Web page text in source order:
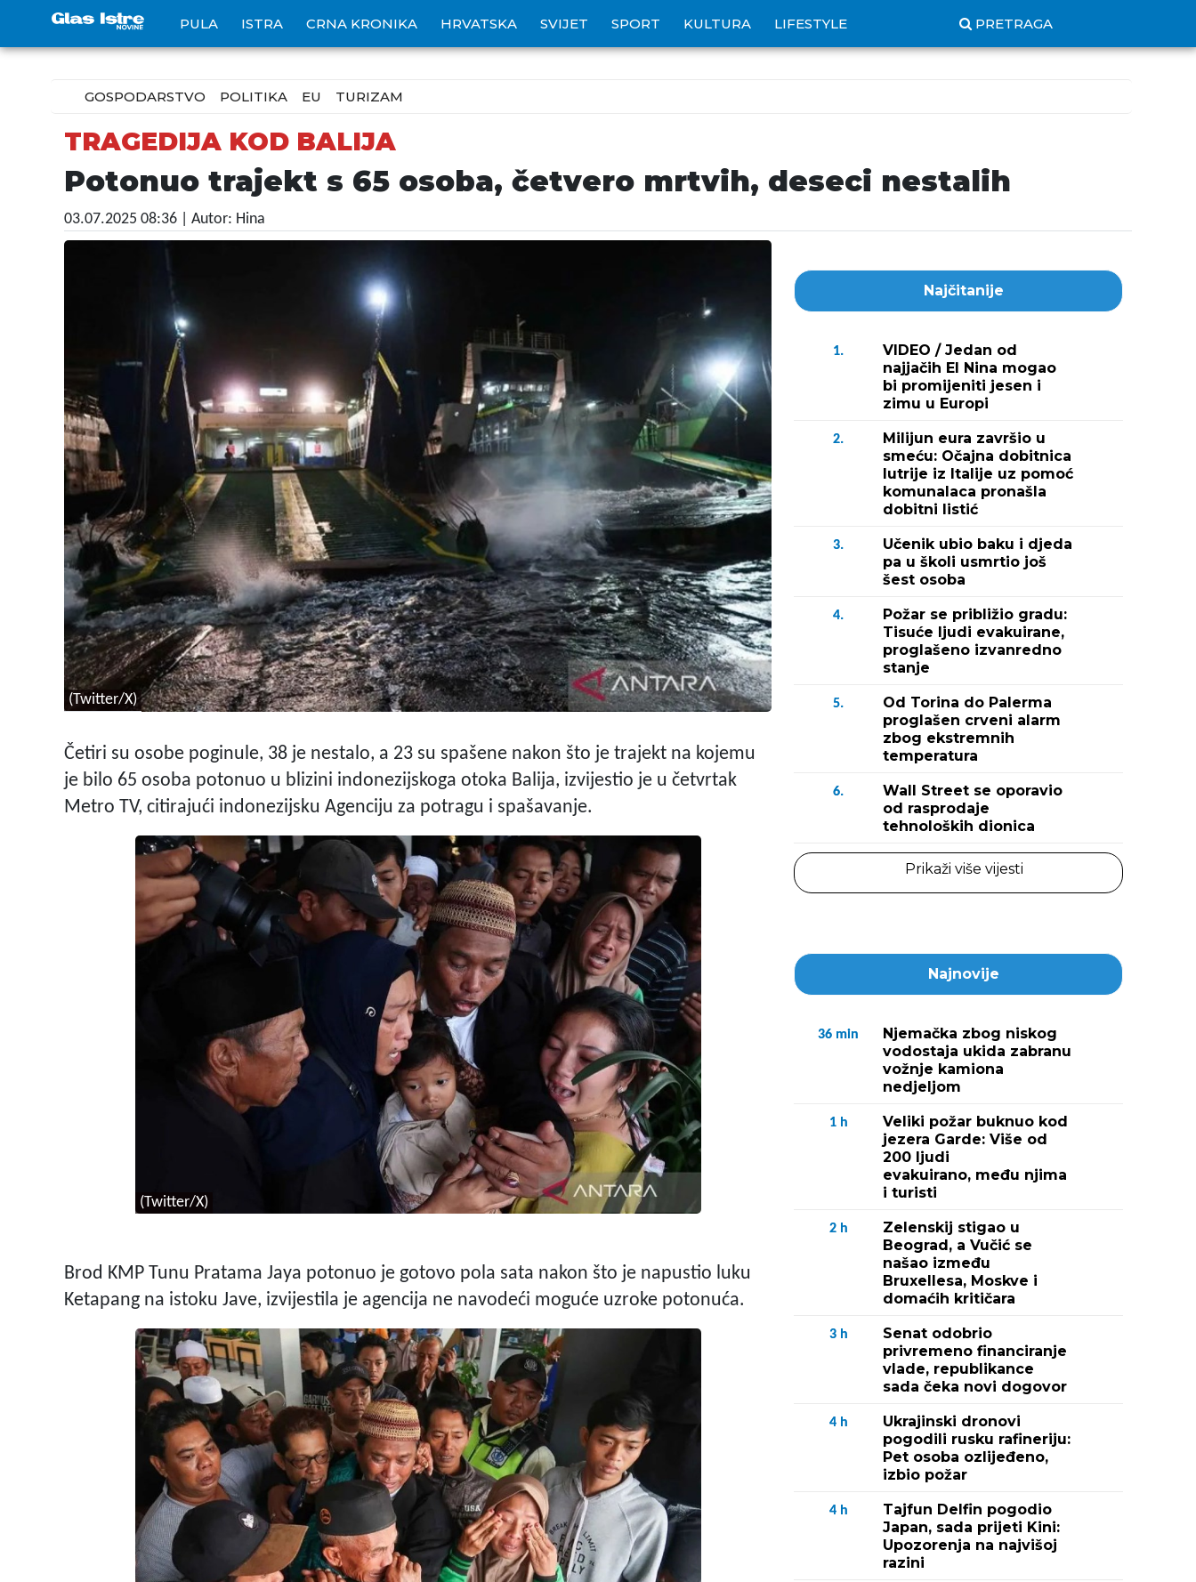
PULA ISTRA CRNA KRONIKA HRVATSKA SVIJET SPORT KULTURA LIFESTYLE PRETRAGA
GOSPODARSTVO POLITIKA EU TURIZAM
TRAGEDIJA KOD BALIJA
Potonuo trajekt s 65 osoba, četvero mrtvih, deseci nestalih
03.07.2025 08:36 | Autor: Hina
(Twitter/X)
Četiri su osobe poginule, 38 je nestalo, a 23 su spašene nakon što je trajekt na kojemu
je bilo 65 osoba potonuo u blizini indonezijskoga otoka Balija, izvijestio je u četvrtak
Metro TV, citirajući indonezijsku Agenciju za potragu i spašavanje.
(Twitter/X)
Brod KMP Tunu Pratama Jaya potonuo je gotovo pola sata nakon što je napustio luku
Ketapang na istoku Jave, izvijestila je agencija ne navodeći moguće uzroke potonuća.
Najčitanije
1.
VIDEO / Jedan od
najjačih El Nina mogao
bi promijeniti jesen i
zimu u Europi
2.
Milijun eura završio u
smeću: Očajna dobitnica
lutrije iz Italije uz pomoć
komunalaca pronašla
dobitni listić
3.
Učenik ubio baku i djeda
pa u školi usmrtio još
šest osoba
4.
Požar se približio gradu:
Tisuće ljudi evakuirane,
proglašeno izvanredno
stanje
5.
Od Torina do Palerma
proglašen crveni alarm
zbog ekstremnih
temperatura
6.
Wall Street se oporavio
od rasprodaje
tehnoloških dionica
Prikaži više vijesti
Najnovije
36 min
Njemačka zbog niskog
vodostaja ukida zabranu
vožnje kamiona
nedjeljom
1 h
Veliki požar buknuo kod
jezera Garde: Više od
200 ljudi
evakuirano, među njima
i turisti
2 h
Zelenskij stigao u
Beograd, a Vučić se
našao između
Bruxellesa, Moskve i
domaćih kritičara
3 h
Senat odobrio
privremeno financiranje
vlade, republikance
sada čeka novi dogovor
4 h
Ukrajinski dronovi
pogodili rusku rafineriju:
Pet osoba ozlijeđeno,
izbio požar
4 h
Tajfun Delfin pogodio
Japan, sada prijeti Kini:
Upozorenja na najvišoj
razini